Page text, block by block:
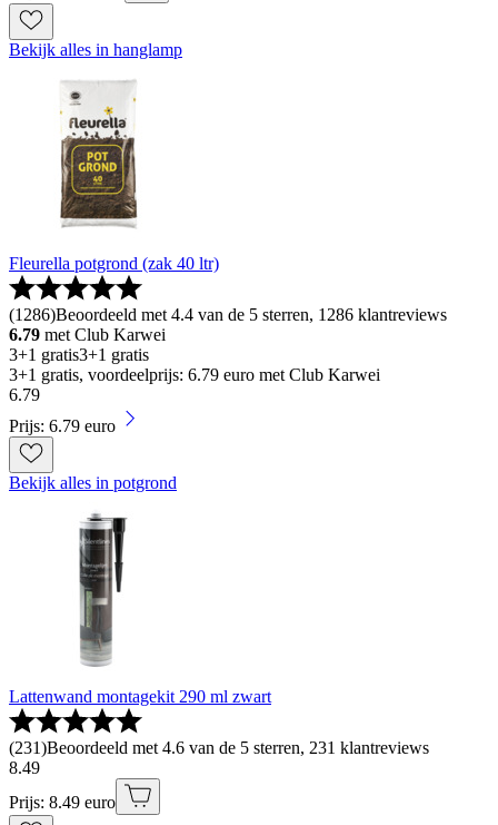
Bekijk alles in hanglamp
Fleurella potgrond (zak 40 ltr)
(1286)Beoordeeld met 4.4 van de 5 sterren, 1286 klantreviews
6.79 met Club Karwei
3+1 gratis3+1 gratis
3+1 gratis, voordeelprijs: 6.79 euro met Club Karwei
6.79
Prijs: 6.79 euro
Bekijk alles in potgrond
Lattenwand montagekit 290 ml zwart
(231)Beoordeeld met 4.6 van de 5 sterren, 231 klantreviews
8.49
Prijs: 8.49 euro